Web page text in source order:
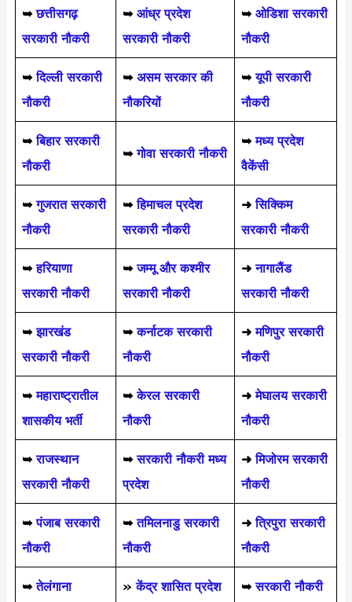
➥ छत्तीसगढ़
सरकारी नौकरी
➥ आंध्र प्रदेश
सरकारी नौकरी
➥ ओडिशा सरकारी
नौकरी
➥ दिल्ली सरकारी
नौकरी
➥ असम सरकार की
नौकरियों
➥ यूपी सरकारी
नौकरी
➥बिहार सरकारी
नौकरी
➥गोवा सरकारी नौकरी
➥ मध्य प्रदेश
वैकेंसी
➥ गुजरात सरकारी
नौकरी
➥हिमाचल प्रदेश
सरकारी नौकरी
➜ सिक्किम
सरकारी नौकरी
➥हरियाणा
सरकारी नौकरी
➥जम्मू और कश्मीर
सरकारी नौकरी
➜ नागालैंड
सरकारी नौकरी
➥ झारखंड
सरकारी नौकरी
➥ कर्नाटक सरकारी
नौकरी
➜ मणिपुर सरकारी
नौकरी
➥ महाराष्ट्रातील
शासकीय भर्ती
➥ केरल सरकारी
नौकरी
➜ मेघालय सरकारी
नौकरी
➥ राजस्थान
सरकारी नौकरी
➥सरकारी नौकरी मध्य
प्रदेश
➜मिजोरम सरकारी
नौकरी
➥ पंजाब सरकारी
नौकरी
➥ तमिलनाडु सरकारी
नौकरी
➜ त्रिपुरा सरकारी
नौकरी
➥तेलंगाना
»केंद्र शासित प्रदेश
➥ सरकारी नौकरी